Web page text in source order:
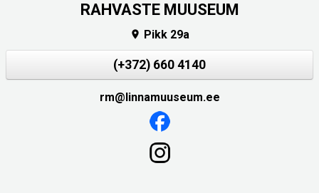
RAHVASTE MUUSEUM
 Pikk 29a
(+372) 660 4140
rm@linnamuuseum.ee